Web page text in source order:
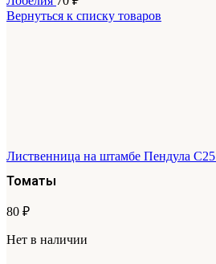
Вернуться к списку товаров
Лиственница на штамбе Пендула С25
Томаты
80 ₽
Нет в наличии